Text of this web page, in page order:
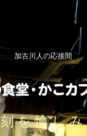
加古川人の応接間
刻を愉しみ